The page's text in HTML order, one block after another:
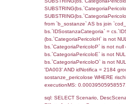
sql: SELECT